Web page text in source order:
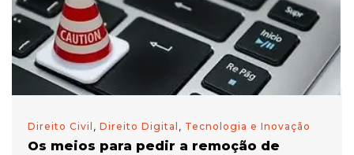
Direito Civil , Direito Digital , Tecnologia e Inovação
Os meios para pedir a remoção de